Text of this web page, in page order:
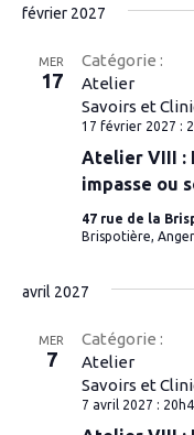
février 2027
MER
17
Atelier VIII :
impasse ou
Catégorie :
Atelier
Savoirs et
17 février 2027 :
47 rue de la
Brispotière,
avril 2027
MER
7
Catégorie :
Atelier
Savoirs et
7 avril 2027 :